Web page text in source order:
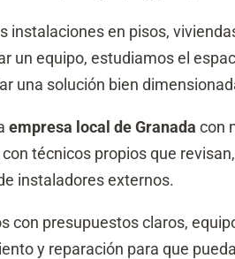
instalaciones en pisos,
un equipo, estudiamos el
una solución bien
empresa local de Granada con
técnicos propios que
instaladores externos.
con presupuestos claros,
y reparación para que